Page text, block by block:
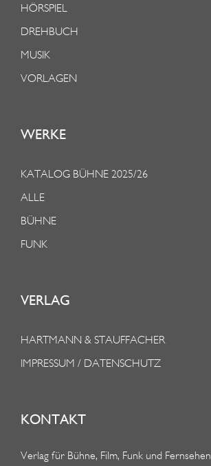
HÖRSPIEL
DREHBUCH
MUSIK
VORLAGEN
WERKE
KATALOG BÜHNE 2025/26
ALLE
BÜHNE
FUNK
VERLAG
HARTMANN & STAUFFACHER
IMPRESSUM / DATENSCHUTZ
KONTAKT
Verlag für Bühne, Film, Funk und Fernsehen